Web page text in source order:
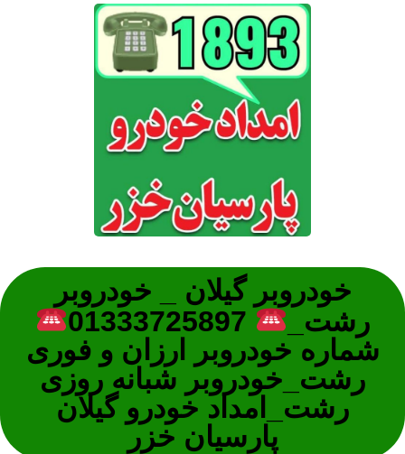
خودروبر گیلان _ خودروبر
رشت_
شماره خودروبر ارزان و فوری
رشت_خودروبر شبانه روزی
رشت_امداد خودرو گیلان
پارسیان خزر